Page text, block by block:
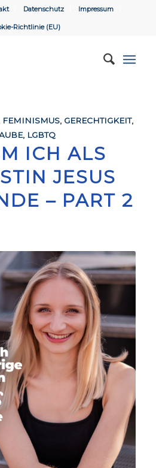
Datenschutz Impressum
Richtlinie (EU)
FEMINISMUS, GERECHTIGKEIT,
, LGBTQ
ICH ALS
JESUS
– PART 2